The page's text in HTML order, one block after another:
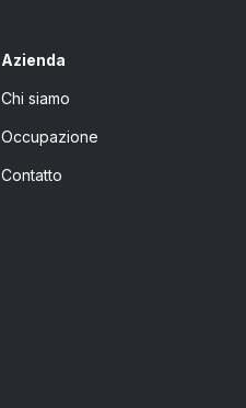
Azienda
Chi siamo
Occupazione
Contatto